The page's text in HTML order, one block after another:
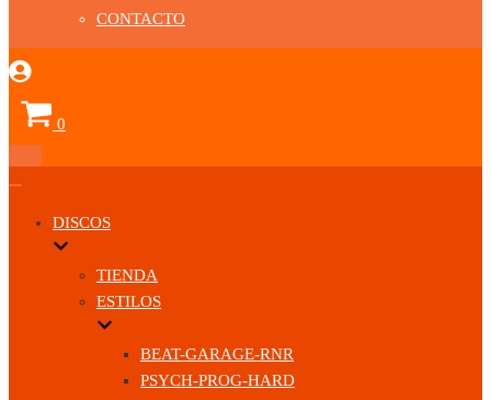
CONTACTO
0
Menú
navegación
DISCOS
TIENDA
ESTILOS
BEAT-GARAGE-RNR
PSYCH-PROG-HARD